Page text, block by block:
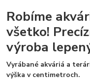
Robíme
všetko!
výroba
Vyrábané akváriá a
výška v centimetroch.